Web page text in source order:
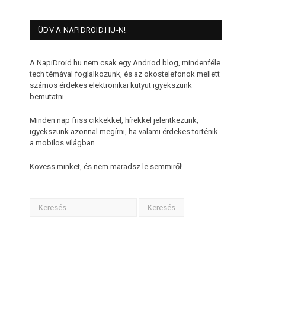
ÜDV A NAPIDROID.HU-N!
A NapiDroid.hu nem csak egy Andriod blog, mindenféle
tech témával foglalkozunk, és az okostelefonok mellett
számos érdekes elektronikai kütyüt igyekszünk
bemutatni.
Minden nap friss cikkekkel, hírekkel jelentkezünk,
igyekszünk azonnal megírni, ha valami érdekes történik
a mobilos világban.
Kövess minket, és nem maradsz le semmiről!